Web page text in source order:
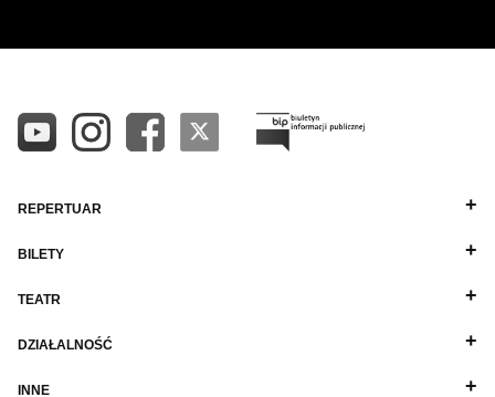
REPERTUAR
BILETY
TEATR
DZIAŁALNOŚĆ
INNE